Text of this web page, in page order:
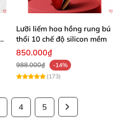
Lưỡi liếm hoa hồng rung bú
thổi 10 chế độ silicon mềm
850.000₫
988.000₫
-14%
(173)
4 5